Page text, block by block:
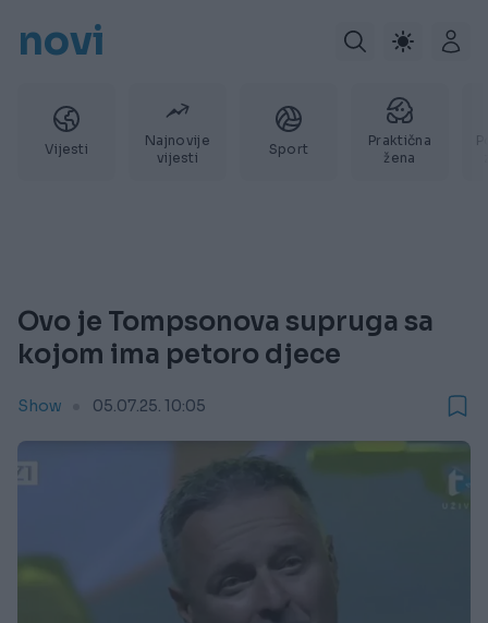
novi
Vijesti
Najnovije
vijesti
Sport
Praktična
žena
Ovo je Tompsonova supruga sa
kojom ima petoro djece
Show 05.07.25. 10:05